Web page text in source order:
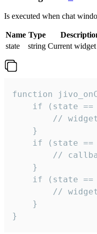
Is executed when chat
Name Type
state
string Current widget
function
if (state ==
//
    }
if (state ==
//
    }
if (state ==
//
    }
}